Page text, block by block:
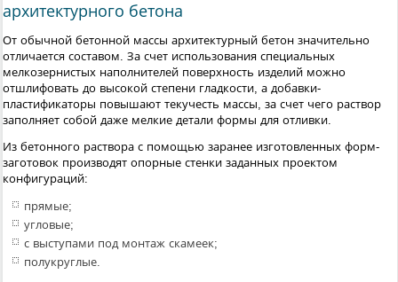
архитектурного бетона
От обычной бетонной массы архитектурный бетон значительно
отличается составом. За счет использования специальных
мелкозернистых наполнителей поверхность изделий можно
отшлифовать до высокой степени гладкости, а добавки-
пластификаторы повышают текучесть массы, за счет чего раствор
заполняет собой даже мелкие детали формы для отливки.
Из бетонного раствора с помощью заранее изготовленных форм-
заготовок производят опорные стенки заданных проектом
конфигураций:
прямые;
угловые;
с выступами под монтаж скамеек;
полукруглые.